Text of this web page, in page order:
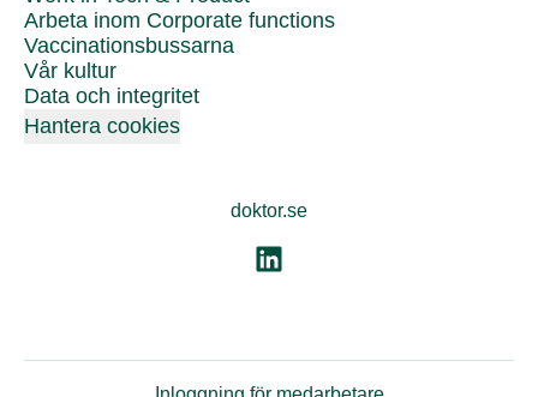
Arbeta inom Corporate functions
Vaccinationsbussarna
Vår kultur
Data och integritet
Hantera cookies
doktor.se